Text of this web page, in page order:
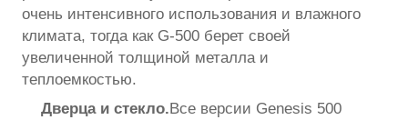
очень интенсивного использования и влажного
климата, тогда как G-500 берет своей
увеличенной толщиной металла и
теплоемкостью.
Дверца и стекло.Все версии Genesis 500